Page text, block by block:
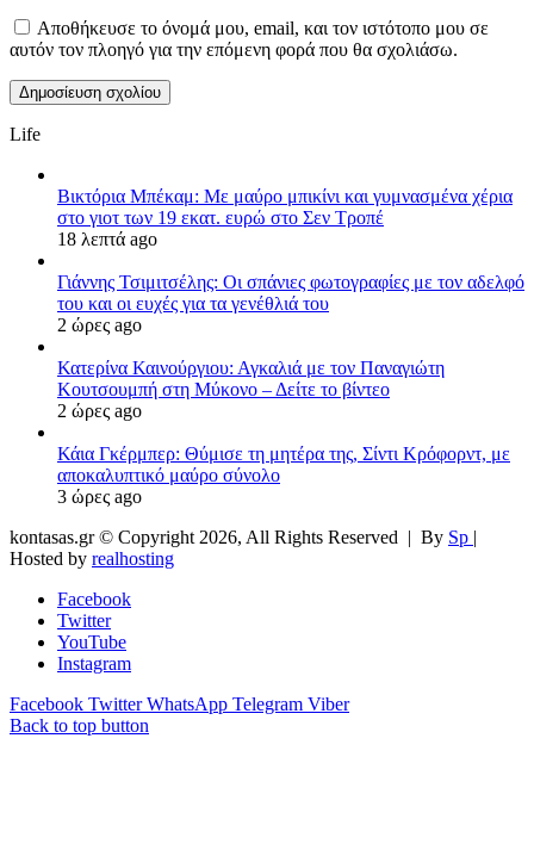
Αποθήκευσε το όνομά μου, email, και τον ιστότοπο μου σε
αυτόν τον πλοηγό για την επόμενη φορά που θα σχολιάσω.
Life
Βικτόρια Μπέκαμ: Με μαύρο μπικίνι και γυμνασμένα χέρια
στο γιοτ των 19 εκατ. ευρώ στο Σεν Τροπέ
18 λεπτά ago
Γιάννης Τσιμιτσέλης: Οι σπάνιες φωτογραφίες με τον αδελφό
του και οι ευχές για τα γενέθλιά του
2 ώρες ago
Κατερίνα Καινούργιου: Αγκαλιά με τον Παναγιώτη
Κουτσουμπή στη Μύκονο – Δείτε το βίντεο
2 ώρες ago
Κάια Γκέρμπερ: Θύμισε τη μητέρα της, Σίντι Κρόφορντ, με
αποκαλυπτικό μαύρο σύνολο
3 ώρες ago
kontasas.gr © Copyright 2026, All Rights Reserved | By Sp |
Hosted by realhosting
Facebook
Twitter
YouTube
Instagram
Facebook Twitter WhatsApp Telegram Viber
Back to top button